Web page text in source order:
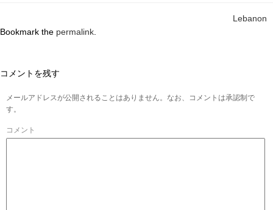
Lebanon
Bookmark the permalink
コメントを残す
メールアドレスが公開されることはありません。なお、コメントは承認制で
す。
コメント